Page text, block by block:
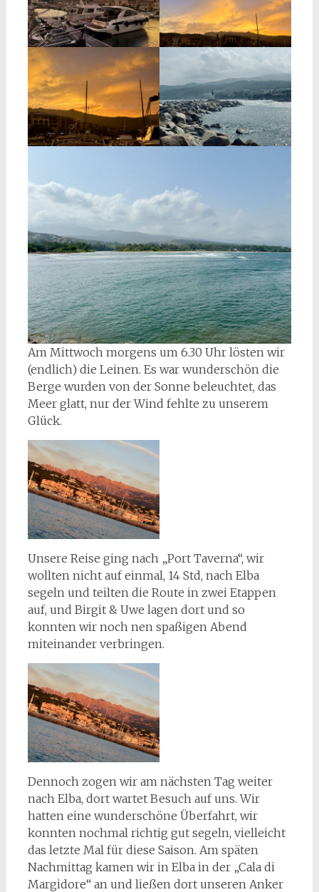
Am Mittwoch morgens um 6.30 Uhr lösten wir
(endlich) die Leinen. Es war wunderschön die
Berge wurden von der Sonne beleuchtet, das
Meer glatt, nur der Wind fehlte zu unserem
Glück.
Unsere Reise ging nach „Port Taverna“, wir
wollten nicht auf einmal, 14 Std, nach Elba
segeln und teilten die Route in zwei Etappen
auf, und Birgit & Uwe lagen dort und so
konnten wir noch nen spaßigen Abend
miteinander verbringen.
Dennoch zogen wir am nächsten Tag weiter
nach Elba, dort wartet Besuch auf uns. Wir
hatten eine wunderschöne Überfahrt, wir
konnten nochmal richtig gut segeln, vielleicht
das letzte Mal für diese Saison. Am späten
Nachmittag kamen wir in Elba in der „Cala di
Margidore“ an und ließen dort unseren Anker